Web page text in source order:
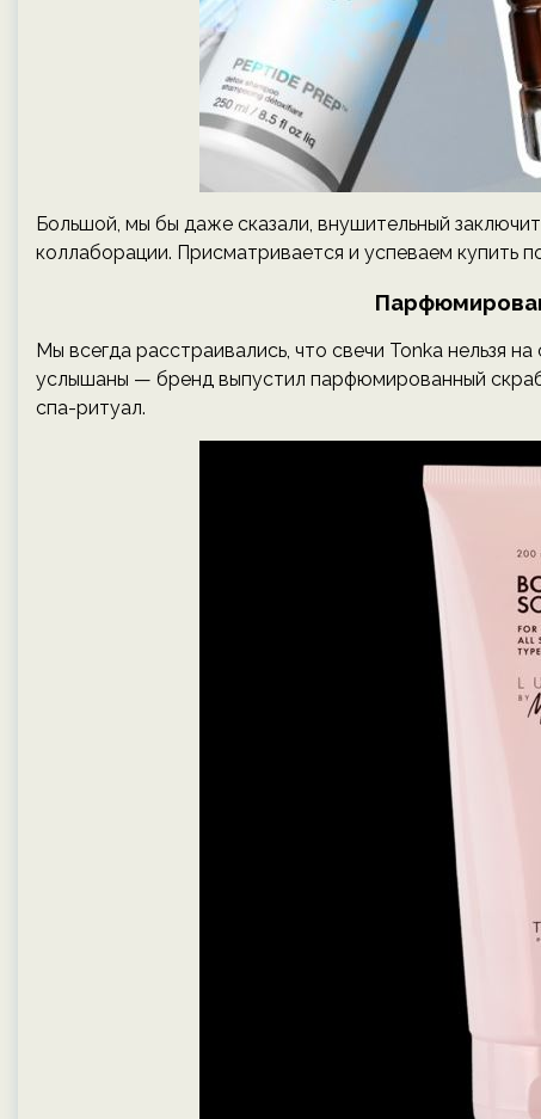
Большой, мы бы даже сказали, внушительный
коллаборации. Присматривается и успеваем купить
Мы всегда расстраивались, что свечи Tonka нельзя
услышаны — бренд выпустил парфюмированный
спа-ритуал.